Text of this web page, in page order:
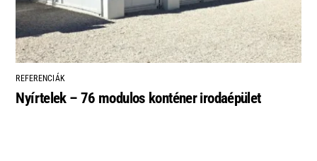
REFERENCIÁK
Nyírtelek – 76 modulos konténer irodaépület